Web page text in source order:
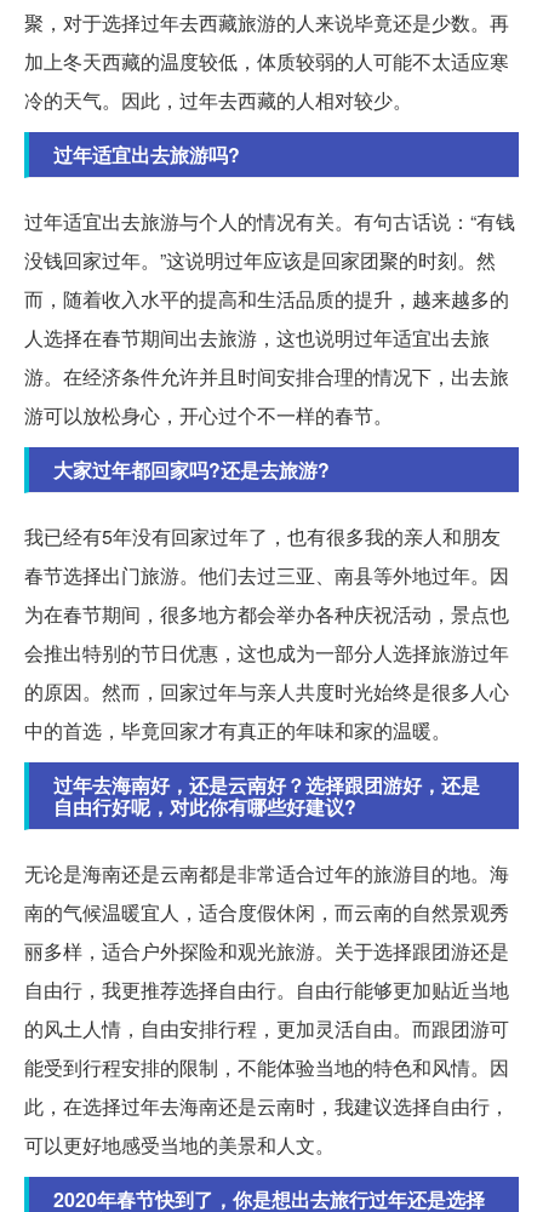
聚，对于选择过年去西藏旅游的人来说毕竟还是少数。再
加上冬天西藏的温度较低，体质较弱的人可能不太适应寒
冷的天气。因此，过年去西藏的人相对较少。
过年适宜出去旅游吗?
过年适宜出去旅游与个人的情况有关。有句古话说：“有钱
没钱回家过年。”这说明过年应该是回家团聚的时刻。然
而，随着收入水平的提高和生活品质的提升，越来越多的
人选择在春节期间出去旅游，这也说明过年适宜出去旅
游。在经济条件允许并且时间安排合理的情况下，出去旅
游可以放松身心，开心过个不一样的春节。
大家过年都回家吗?还是去旅游?
我已经有5年没有回家过年了，也有很多我的亲人和朋友
春节选择出门旅游。他们去过三亚、南县等外地过年。因
为在春节期间，很多地方都会举办各种庆祝活动，景点也
会推出特别的节日优惠，这也成为一部分人选择旅游过年
的原因。然而，回家过年与亲人共度时光始终是很多人心
中的首选，毕竟回家才有真正的年味和家的温暖。
过年去海南好，还是云南好？选择跟团游好，还是
自由行好呢，对此你有哪些好建议?
无论是海南还是云南都是非常适合过年的旅游目的地。海
南的气候温暖宜人，适合度假休闲，而云南的自然景观秀
丽多样，适合户外探险和观光旅游。关于选择跟团游还是
自由行，我更推荐选择自由行。自由行能够更加贴近当地
的风土人情，自由安排行程，更加灵活自由。而跟团游可
能受到行程安排的限制，不能体验当地的特色和风情。因
此，在选择过年去海南还是云南时，我建议选择自由行，
可以更好地感受当地的美景和人文。
2020年春节快到了，你是想出去旅行过年还是选择